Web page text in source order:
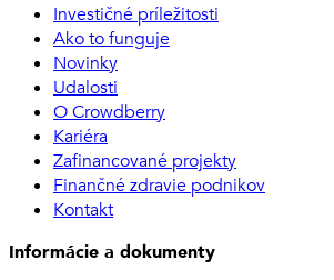
Investičné príležitosti
Ako to funguje
Novinky
Udalosti
O Crowdberry
Kariéra
Zafinancované projekty
Finančné zdravie podnikov
Kontakt
Informácie a dokumenty